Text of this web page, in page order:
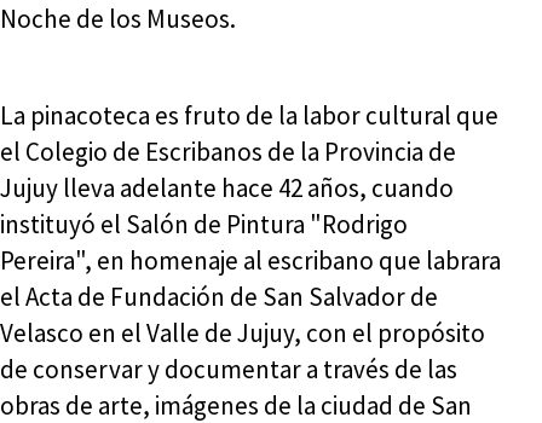
Noche de los Museos.
La pinacoteca es fruto de la labor cultural que
el Colegio de Escribanos de la Provincia de
Jujuy lleva adelante hace 42 años, cuando
instituyó el Salón de Pintura "Rodrigo
Pereira", en homenaje al escribano que labrara
el Acta de Fundación de San Salvador de
Velasco en el Valle de Jujuy, con el propósito
de conservar y documentar a través de las
obras de arte, imágenes de la ciudad de San